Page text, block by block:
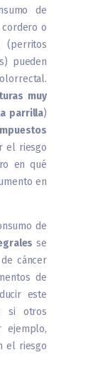
de
o
(perritos
pueden
muy
parrilla)
el riesgo
en qué
en
de
se
cáncer
de
este
si otros
ejemplo,
el riesgo